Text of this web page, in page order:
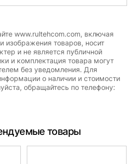
www.rultehcom.com, включая
изображения товаров, носит
и не является публичной
и комплектация товара могут
без уведомления. Для
о наличии и стоимости
обращайтесь по телефону:
товары